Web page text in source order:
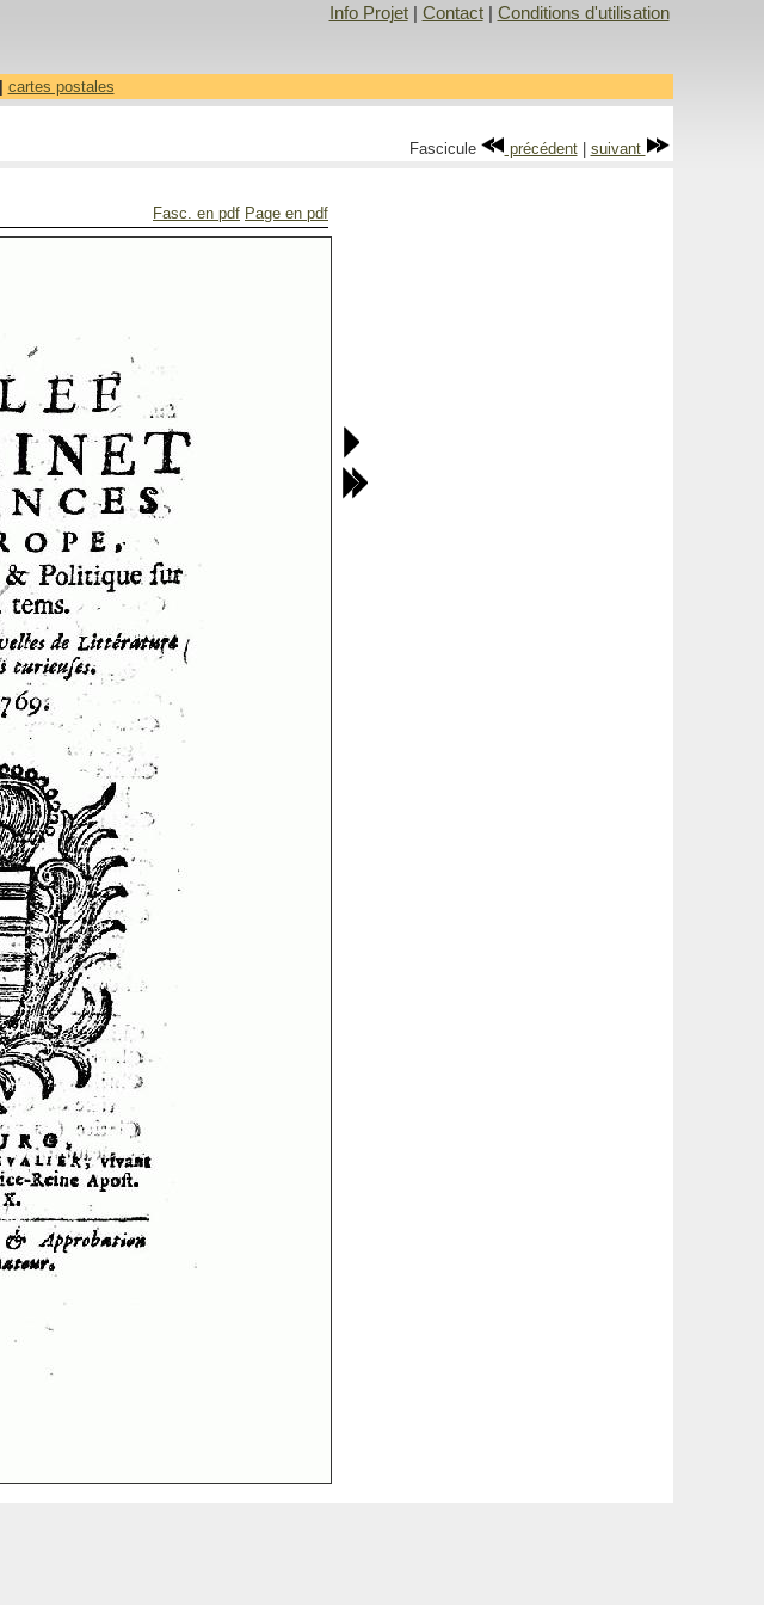
Info Projet| Contact| Conditions d'utilisation
cartes postales
Fascicule précédent| suivant
Fasc. en pdf Page en pdf